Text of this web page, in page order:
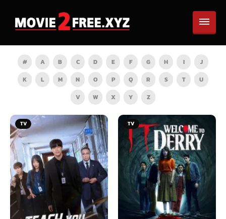
# A B C D E F G H I
J
K
L M N O P Q R S T
U
V
W X Y Z
TV